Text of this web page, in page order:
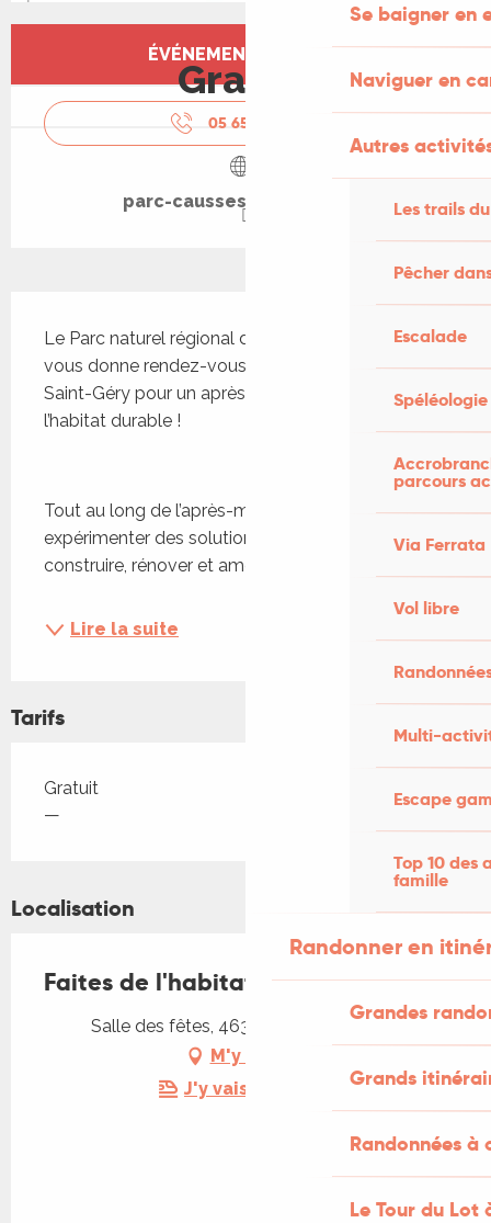
Se baigner en
Naviguer en
Autres
Les trails
Pêcher
Escalade
Spéléologie
parcours
Via Ferrata
Vol libre
Multi-
Escape
Top 10 des
famille
Randonner en
Grandes
Grands
Randonnées
Le Tour du Lot
Ouverture et coordonnées
ÉVÉNEMENT TERMINÉ
Gratuit
05 65 24 20
parc-causses-du-quercy.fr
Le Parc naturel régional des Causses du Quercy
vous donne rendez-vous à la salle des fêtes de
Saint-Géry pour un après-midi convivial autour de
l’habitat durable !
Tout au long de l’après-midi, venez découvrir et
expérimenter des solutions concrètes pour
construire, rénover et aménager de manière...
Lire la suite
Tarifs
Tarifs 2026
Gratuit
—
Localisation
Faites de l'habitat durable
Salle des fêtes, 46330 Saint Géry-Vers
M'y rendre
J'y vais en train !